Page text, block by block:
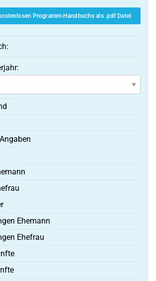
Programm-Handbuchs als .pdf Datei
Ehemann
Ehefrau